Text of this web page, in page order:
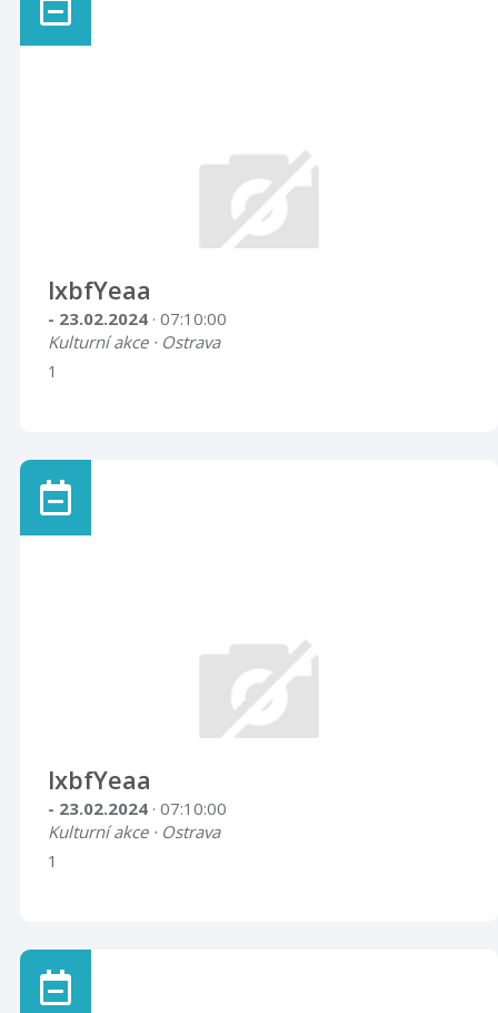
lxbfYeaa
- 23.02.2024 · 07:10:00
Kulturní akce · Ostrava
1
lxbfYeaa
- 23.02.2024 · 07:10:00
Kulturní akce · Ostrava
1